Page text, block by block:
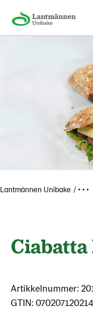
Lantmännen Unibake • • •
Artikkelnummer:
GTIN: